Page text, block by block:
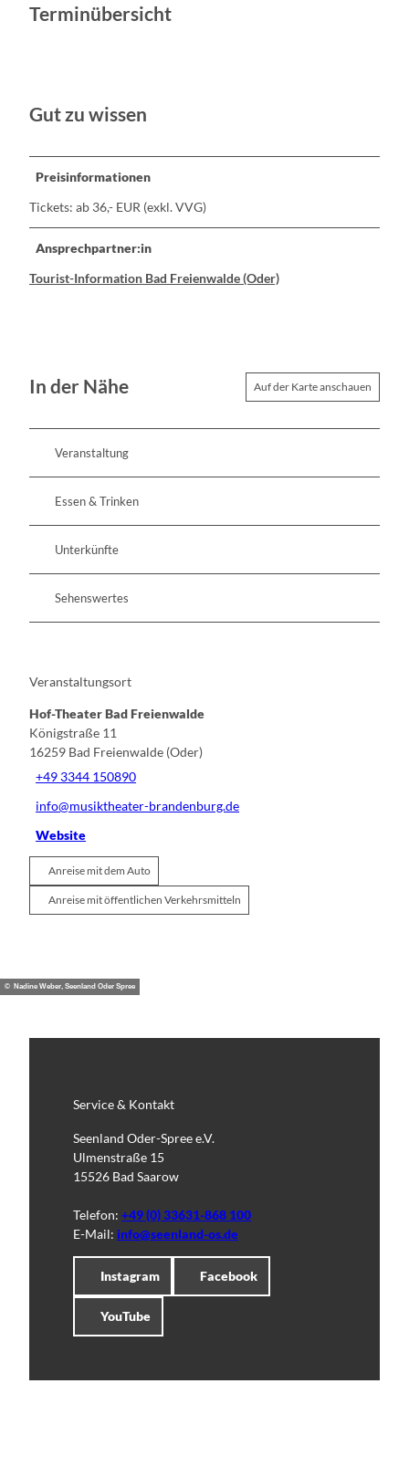
Terminübersicht
Gut zu wissen
Preisinformationen
Tickets: ab 36,- EUR (exkl. VVG)
Ansprechpartner:in
Tourist-Information Bad Freienwalde (Oder)
In der Nähe Auf der Karte anschauen
Veranstaltung
Essen & Trinken
Unterkünfte
Sehenswertes
Veranstaltungsort
Hof-Theater Bad Freienwalde
Königstraße 11
16259 Bad Freienwalde (Oder)
+49 3344 150890
info@musiktheater-brandenburg.de
Website
Anreise mit dem Auto
Anreise mit öffentlichen Verkehrsmitteln
© Nadine Weber, Seenland Oder Spree
Service & Kontakt
Seenland Oder-Spree e.V.
Ulmenstraße 15
15526 Bad Saarow
Telefon: +49 (0) 33631-868 100
E-Mail: info@seenland-os.de
Instagram Facebook
YouTube